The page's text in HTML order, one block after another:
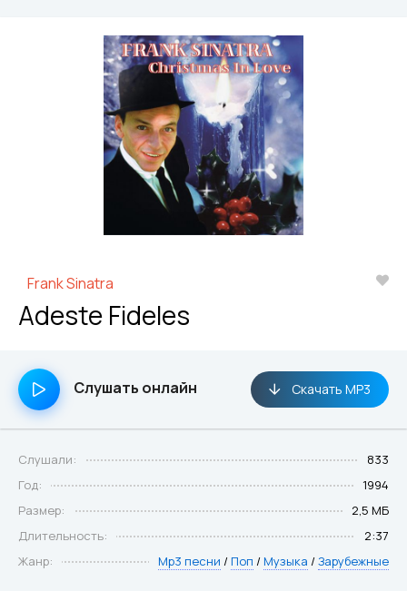
Frank Sinatra
Adeste Fideles
Слушать онлайн Скачать MP3
Слушали:
833
Год:
1994
Размер:
2,5 МБ
Длительность:
2:37
Жанр:
Mp3 песни / Поп / Музыка /Зарубежные